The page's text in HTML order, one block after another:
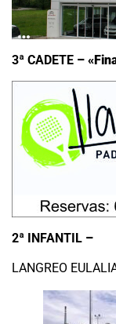
3ª CADETE –
2ª INFANTIL –
LANGREO